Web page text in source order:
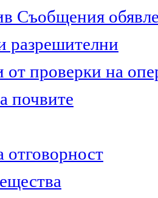
Съобщения
разрешителни
от проверки на
почвите
отговорност